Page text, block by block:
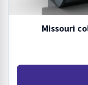
Missouri